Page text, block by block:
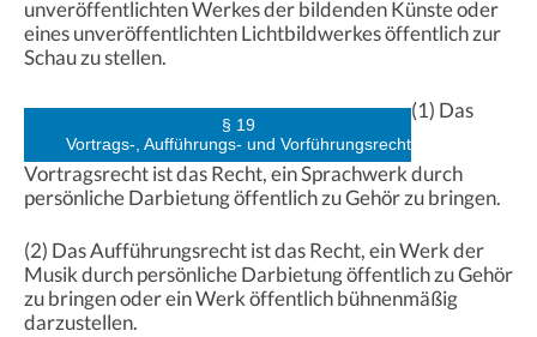
unveröffentlichten Werkes der bildenden Künste oder
eines unveröffentlichten Lichtbildwerkes öffentlich zur
Schau zu stellen.
§ 19
Vortrags-, Aufführungs- und Vorführungsrecht
(1) Das
Vortragsrecht ist das Recht, ein Sprachwerk durch
persönliche Darbietung öffentlich zu Gehör zu bringen.
(2) Das Aufführungsrecht ist das Recht, ein Werk der
Musik durch persönliche Darbietung öffentlich zu Gehör
zu bringen oder ein Werk öffentlich bühnenmäßig
darzustellen.